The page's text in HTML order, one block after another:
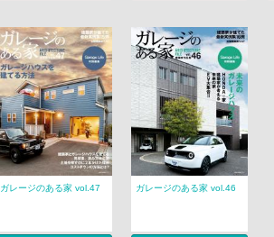
ガレージのある家 vol.47 ガレージのある家 vol.46